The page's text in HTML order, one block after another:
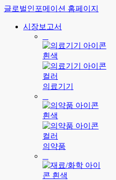
글로벌인포메이션 홈페이지
시장보고서
의료기기
의약품